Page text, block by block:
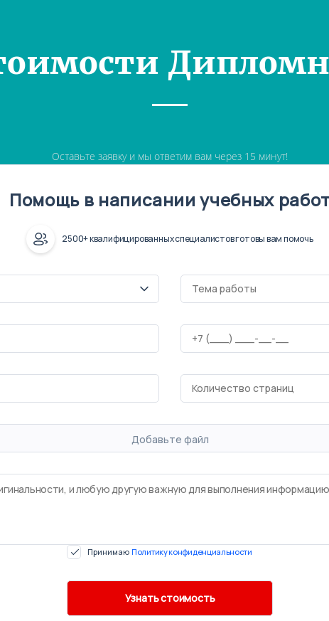
Оставьте заявку и мы ответим вам через 15 минут!
Помощь в написании учебных
2500+ квалифицированных специалистов готовы вам помочь
Добавьте файл
Принимаю Политику конфиденциальности